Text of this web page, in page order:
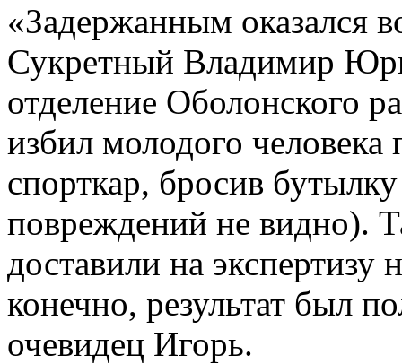
«Задержанным оказался
Сукретный Владимир
отделение Оболонского
избил молодого человека
спорткар, бросив
повреждений не видно).
доставили на экспертизу
конечно, результат был
очевидец Игорь.